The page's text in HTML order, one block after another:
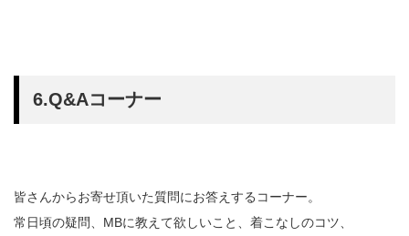
6.Q&Aコーナー
皆さんからお寄せ頂いた質問にお答えするコーナー。
常日頃の疑問、MBに教えて欲しいこと、着こなしのコツ、